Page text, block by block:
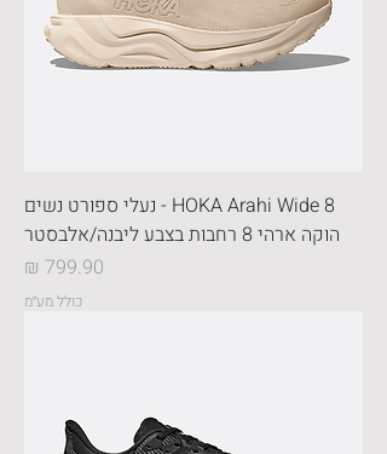
HOKA Arahi Wide 8 - נעלי ספורט נשים
הוקה ארהי 8 רחבות בצבע ליבנה/אלבסטר
מחיר
כולל מע״מ